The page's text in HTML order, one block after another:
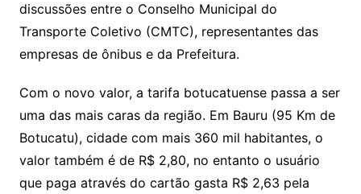
discussões entre o Conselho Municipal do
Transporte Coletivo (CMTC), representantes das
empresas de ônibus e da Prefeitura.
Com o novo valor, a tarifa botucatuense passa a ser
uma das mais caras da região. Em Bauru (95 Km de
Botucatu), cidade com mais 360 mil habitantes, o
valor também é de R$ 2,80, no entanto o usuário
que paga através do cartão gasta R$ 2,63 pela